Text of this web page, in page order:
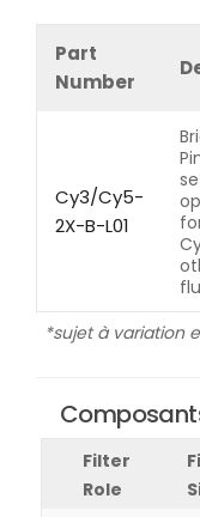
Part
Number
Cy3/Cy5-
2X-B-L01
*sujet à variation
Filter
Role